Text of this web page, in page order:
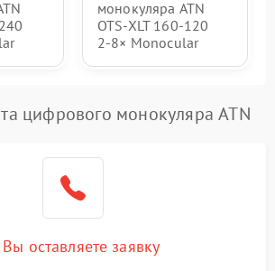
монокуляра ATN
OTS‑XLT 160‑120
2‑8× Monocular
цифрового монокуляра ATN
Вы оставляете заявку